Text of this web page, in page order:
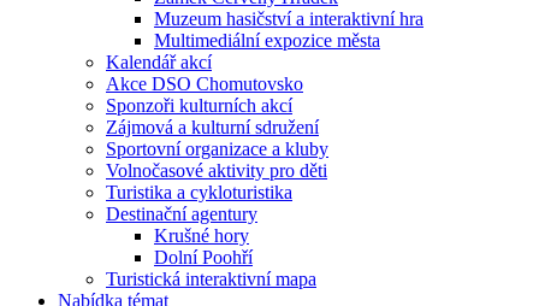
Muzeum hasičství a interaktivní hra
Multimediální expozice města
Kalendář akcí
Akce DSO Chomutovsko
Sponzoři kulturních akcí
Zájmová a kulturní sdružení
Sportovní organizace a kluby
Volnočasové aktivity pro děti
Turistika a cykloturistika
Destinační agentury
Krušné hory
Dolní Poohří
Turistická interaktivní mapa
Nabídka témat